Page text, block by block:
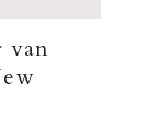
van